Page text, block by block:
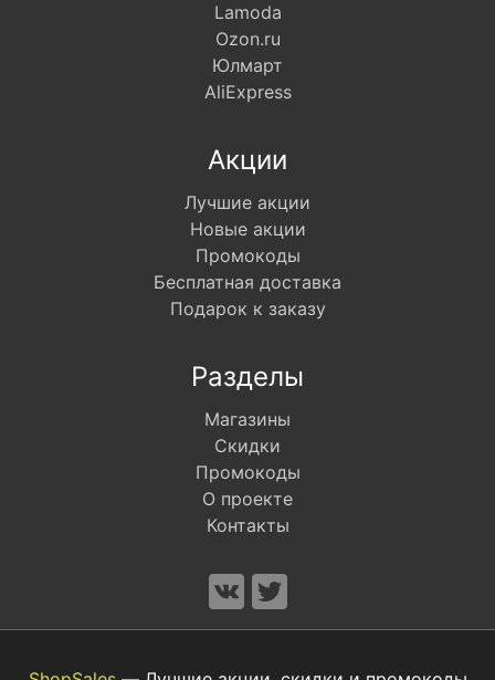
Lamoda
Ozon.ru
Юлмарт
AliExpress
Акции
Лучшие акции
Новые акции
Промокоды
Бесплатная доставка
Подарок к заказу
Разделы
Магазины
Скидки
Промокоды
О проекте
Контакты